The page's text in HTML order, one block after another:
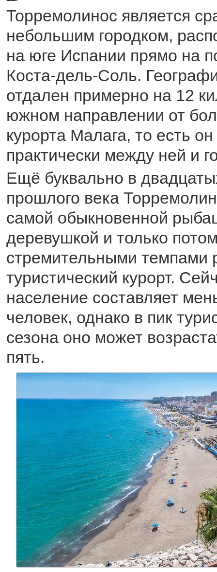
Торремолинос является
небольшим городком,
на юге Испании прямо на
Коста-дель-Соль.
отдален примерно на 12
южном направлении от
курорта Малага, то есть
практически между ней и
Ещё буквально в
прошлого века
самой обыкновенной
деревушкой и только
стремительными темпами
туристический курорт.
население составляет
человек, однако в пик
сезона оно может
пять.